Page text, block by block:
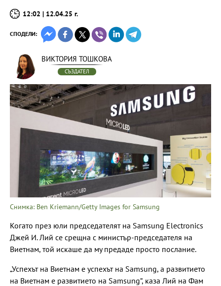
12:02 | 12.04.25 г.
СПОДЕЛИ:
ВИКТОРИЯ ТОШКОВА
СЪЗДАТЕЛ
Снимка: Ben Kriemann/Getty Images for Samsung
Когато през юли председателят на Samsung Electronics
Джей И. Лий се срещна с министър-председателя на
Виетнам, той искаше да му предаде просто послание.
„Успехът на Виетнам е успехът на Samsung, а развитието
на Виетнам е развитието на Samsung“, каза Лий на Фам